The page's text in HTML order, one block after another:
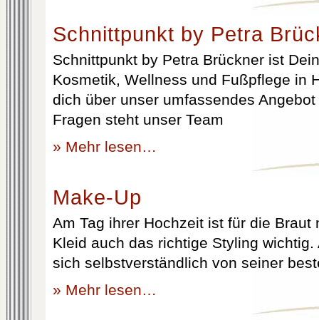
Schnittpunkt by Petra
Schnittpunkt by Petra Brückner ist
Kosmetik, Wellness und Fußpflege in
dich über unser umfassendes
Fragen steht unser Team
» Mehr lesen…
Make-Up
Am Tag ihrer Hochzeit ist für die Braut
Kleid auch das richtige Styling
sich selbstverständlich von seiner
» Mehr lesen…